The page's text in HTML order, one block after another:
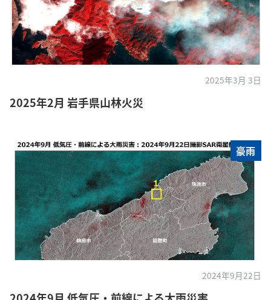
2025年3月 3日
2025年2月 岩手県山林火災
豪雨
2024年9月22日